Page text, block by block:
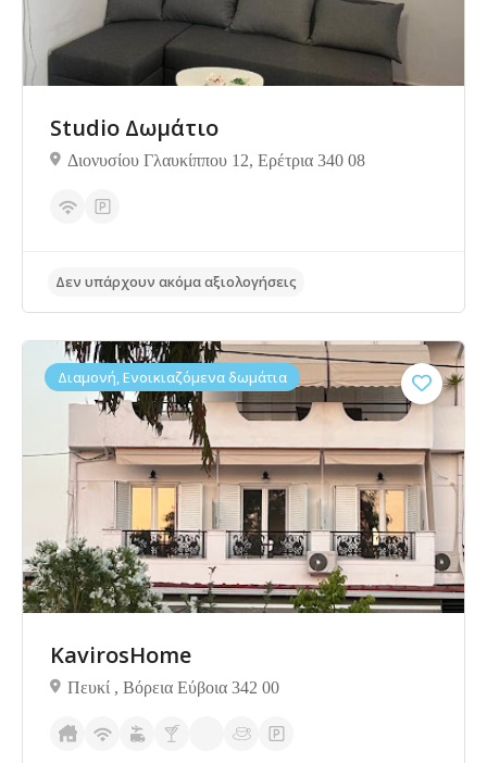
Δεν υπάρχουν ακόμα αξιολογήσεις
Studio Δωμάτιο
Διονυσίου Γλαυκίππου 12, Ερέτρια 340 08
Διαμονή, Ενοικιαζόμενα δωμάτια
KavirosHome
Πευκί , Βόρεια Εύβοια 342 00